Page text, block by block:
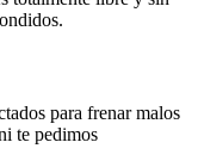
para frenar malos
te pedimos